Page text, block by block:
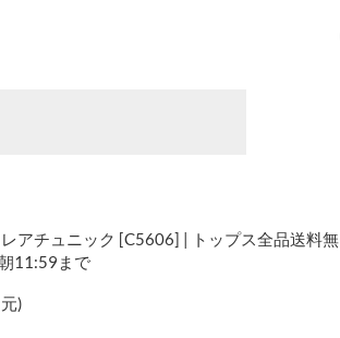
アチュニック [C5606] | トップス全品送料無
11:59まで
)